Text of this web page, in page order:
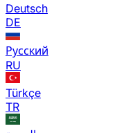
Deutsch
DE
Русский
RU
Türkçe
TR